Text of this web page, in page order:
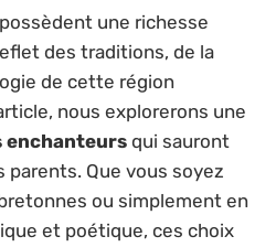
une richesse
des traditions, de la
de cette région
nous explorerons une
enchanteurs qui sauront
Que vous soyez
ou simplement en
et poétique, ces choix